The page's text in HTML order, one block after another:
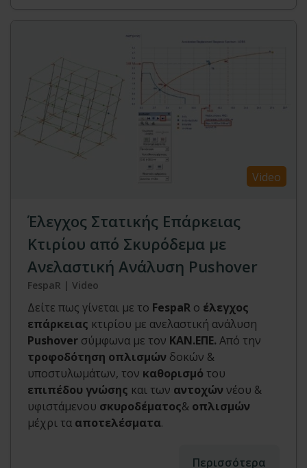
Video
Έλεγχος Στατικής Επάρκειας
Κτιρίου από Σκυρόδεμα με
Ανελαστική Ανάλυση Pushover
FespaR | Video
Δείτε πως γίνεται με το FespaR ο έλεγχος
επάρκειας κτιρίου με ανελαστική ανάλυση
Pushover σύμφωνα με τον ΚΑΝ.ΕΠΕ. Από την
τροφοδότηση οπλισμών δοκών &
υποστυλωμάτων, τον καθορισμό του
επιπέδου γνώσης και των αντοχών νέου &
υφιστάμενου σκυροδέματος& οπλισμών
μέχρι τα αποτελέσματα.
Περισσότερα